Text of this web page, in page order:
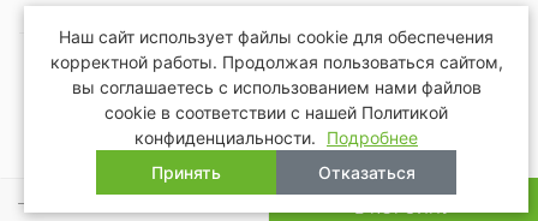
В КОРЗИНУ
2026 © Благопар
Наш сайт использует файлы cookie для обеспечения
корректной работы. Продолжая пользоваться сайтом,
вы соглашаетесь с использованием нами файлов
cookie в соответствии с нашей Политикой
конфиденциальности.
Подробнее
Принять
Отказаться